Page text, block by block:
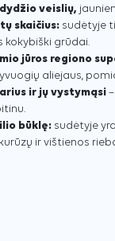
veislių,
skaičius: sudėtyje
kokybiški grūdai.
jūros regiono
aliejaus,
ir jų vystymąsi
būklę: sudėtyje
ir vištienos